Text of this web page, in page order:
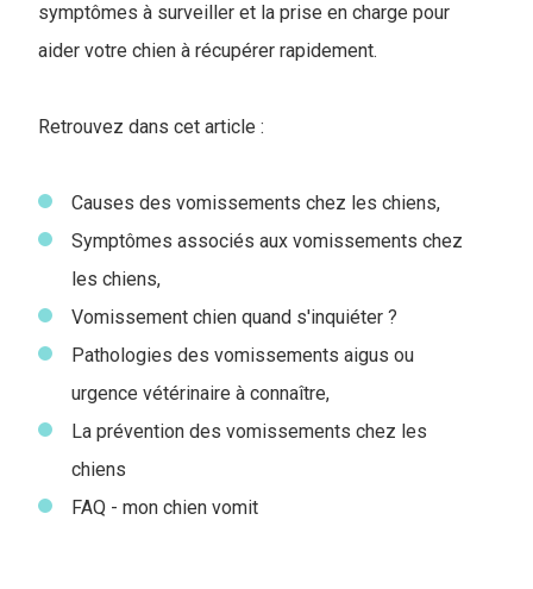
symptômes à surveiller et la prise en charge pour
aider votre chien à récupérer rapidement.
Retrouvez dans cet article :
Causes des vomissements chez les chiens,
Symptômes associés aux vomissements chez
les chiens,
Vomissement chien quand s'inquiéter ?
Pathologies des vomissements aigus ou
urgence vétérinaire à connaître,
La prévention des vomissements chez les
chiens
FAQ - mon chien vomit